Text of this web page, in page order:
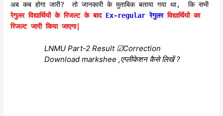
अब कब होगा जारी? तो जानकारी के मुताबिक बताया गया था, कि सभी
रेगुलर विद्यार्थियों के रिजल्ट के बाद Ex-regular रेगुलरविद्यार्थियों का
रिजल्ट जारी किया जाएगा|
LNMU Part-2 Result ☑Correction
Download markshee ,एप्लीकेशन कैसे लिखें ?